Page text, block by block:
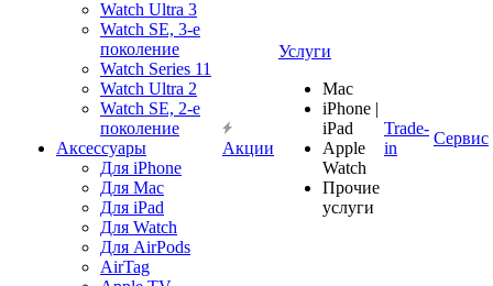
Watch Ultra 3
Watch SE, 3-е
поколение
Watch Series 11
Watch Ultra 2
Watch SE, 2-е
поколение
Аксессуары
Для iPhone
Для Mac
Для iPad
Для Watch
Для AirPods
AirTag
Акции
Услуги
Mac
iPhone |
iPad
Apple
Watch
Прочие
услуги
Trade-
in
Сервис